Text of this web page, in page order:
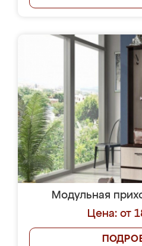
Модульная
Цена: от